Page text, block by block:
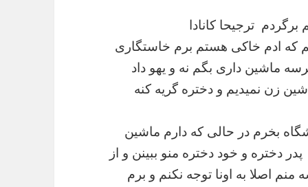
برگردم ترجیحا کانادا
که ادم خاکی هستم برم خاستگاری
ماشین داری بگم نه و یهو داد
زن نمیدیم و دختره گریه کنه
بخرم در حالی که دارم ماشین
دختره و خود دختره منو ببینن و از
اصلا به اونا توجه نکنم و برم